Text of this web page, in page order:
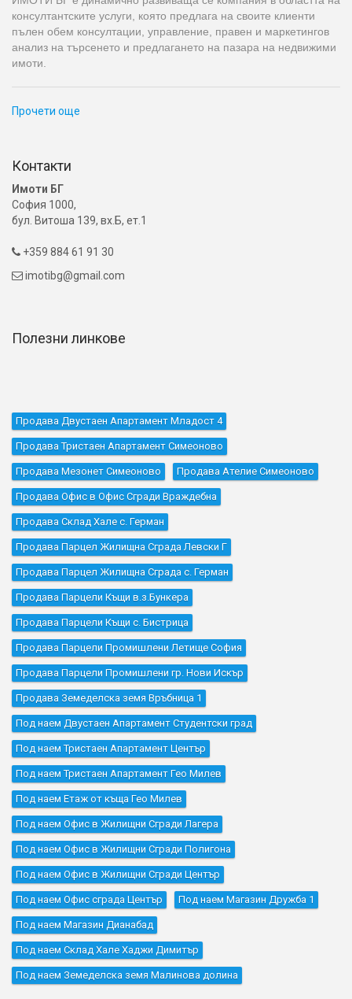
консултантските услуги, която предлага на своите клиенти
пълен обем консултации, управление, правен и маркетингов
анализ на търсенето и предлагането на пазара на недвижими
имоти.
Прочети още
Контакти
Имоти БГ
София 1000,
бул. Витоша 139, вх.Б, ет.1
 +359 884 61 91 30
 imotibg@gmail.com
Полезни линкове
Продава Двустаен Апартамент Младост 4
Продава Тристаен Апартамент Симеоново
Продава Мезонет Симеоново Продава Ателие Симеоново
Продава Офис в Офис Сгради Враждебна
Продава Склад Хале с. Герман
Продава Парцел Жилищна Сграда Левски Г
Продава Парцел Жилищна Сграда с. Герман
Продава Парцели Къщи в.з.Бункера
Продава Парцели Къщи с. Бистрица
Продава Парцели Промишлени Летище София
Продава Парцели Промишлени гр. Нови Искър
Продава Земеделска земя Връбница 1
Под наем Двустаен Апартамент Студентски град
Под наем Тристаен Апартамент Център
Под наем Тристаен Апартамент Гео Милев
Под наем Етаж от къща Гео Милев
Под наем Офис в Жилищни Сгради Лагера
Под наем Офис в Жилищни Сгради Полигона
Под наем Офис в Жилищни Сгради Център
Под наем Офис сграда Център Под наем Магазин Дружба 1
Под наем Магазин Дианабад
Под наем Склад Хале Хаджи Димитър
Под наем Земеделска земя Малинова долина